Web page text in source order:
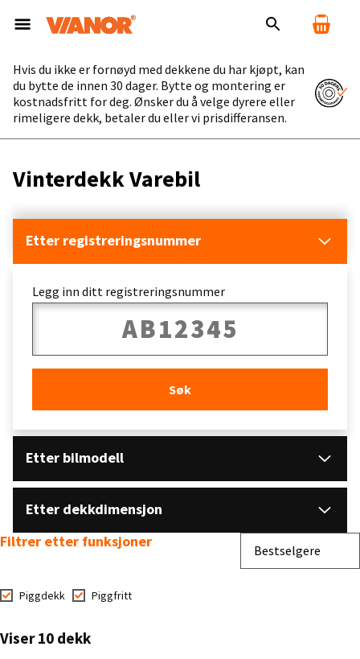
Hvis du ikke er fornøyd med dekkene du har kjøpt, kan
du bytte de innen 30 dager. Bytte og montering er
kostnadsfritt for deg. Ønsker du å velge dyrere eller
rimeligere dekk, betaler du eller vi prisdifferansen.
Vinterdekk Varebil
Etter registreringsnummer
Legg inn ditt registreringsnummer
Søk
Etter bilmodell
Etter dekkdimensjon
Piggdekk Piggfritt
Bestselgere
Viser 10 dekk
Filtrer etter funksjoner